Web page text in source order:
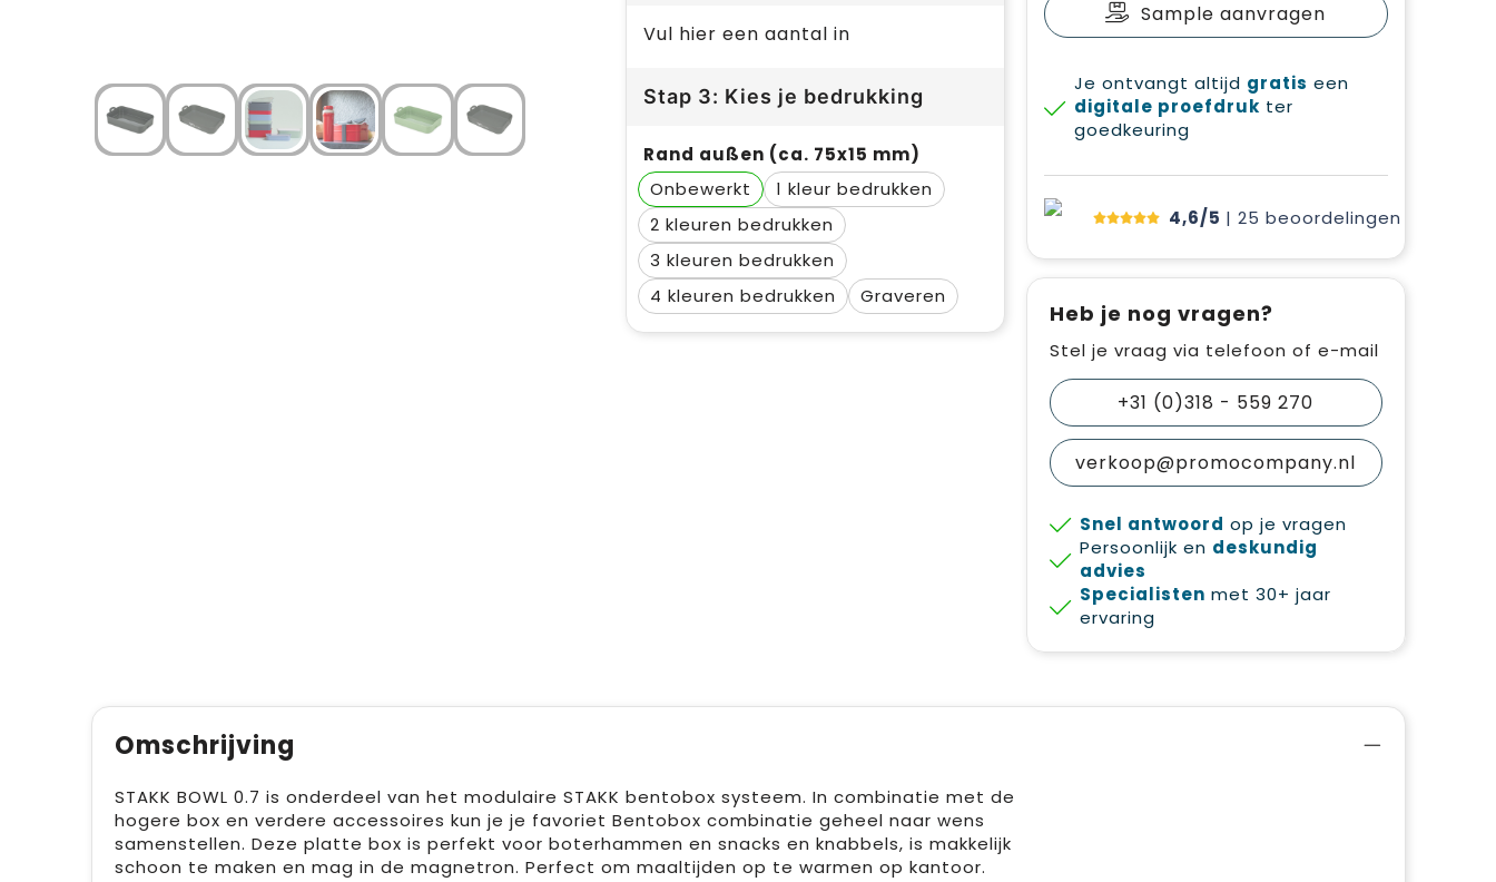
Vul hier een aantal in
Stap 3: Kies je bedrukking
Rand außen (ca. 75x15 mm)
Onbewerkt
1
2
3
4
Graveren
Sample aanvragen
Je ontvangt altijd gratis een
digitale proefdruk ter
goedkeuring
4,6/5 | 25 beoordelingen
Heb je nog vragen?
Stel je vraag via telefoon of e-mail
+31 (0)318 - 559 270
verkoop@promocompany.nl
Snel antwoord op je vragen
Persoonlijk en deskundig
advies
Specialisten met 30+ jaar
ervaring
Omschrijving
STAKK BOWL 0.7 is onderdeel van het modulaire STAKK bentobox systeem. In combinatie met de
hogere box en verdere accessoires kun je je favoriet Bentobox combinatie geheel naar wens
samenstellen. Deze platte box is perfekt voor boterhammen en snacks en knabbels, is makkelijk
schoon te maken en mag in de magnetron. Perfect om maaltijden op te warmen op kantoor.